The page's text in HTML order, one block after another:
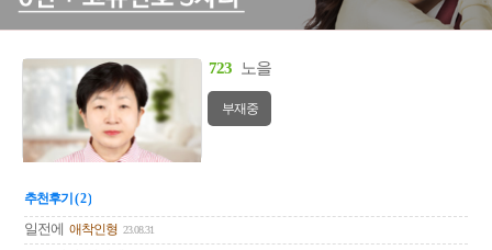
723 노을
부재중
추천후기 ( 2 )
일전에
애착인형 23.08.31